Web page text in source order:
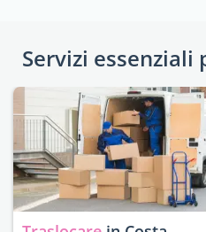
Servizi essenziali